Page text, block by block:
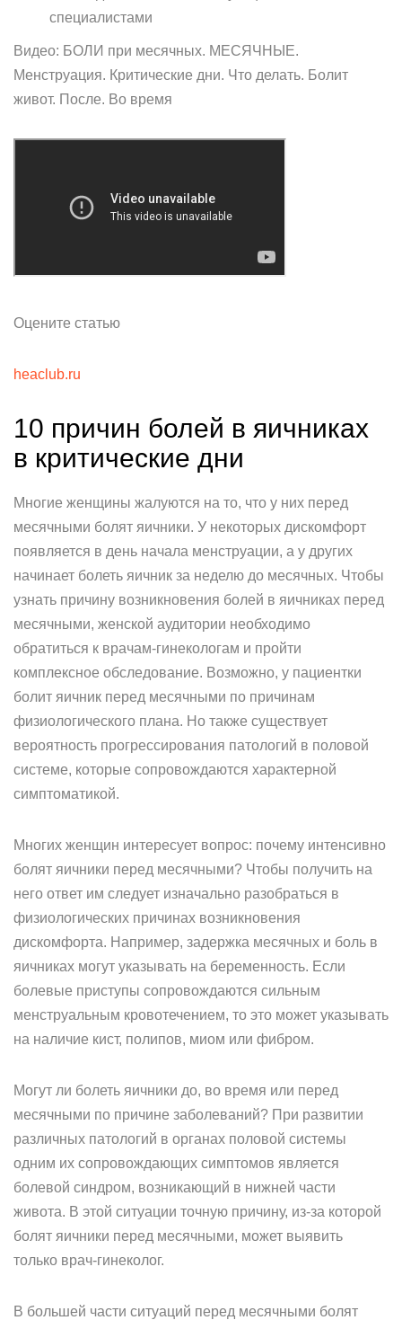
специалистами
Видео: БОЛИ при месячных. МЕСЯЧНЫЕ.
Менструация. Критические дни. Что делать. Болит
живот. После. Во время
Оцените статью
heaclub.ru
10 причин болей в яичниках
в критические дни
Многие женщины жалуются на то, что у них перед
месячными болят яичники. У некоторых дискомфорт
появляется в день начала менструации, а у других
начинает болеть яичник за неделю до месячных. Чтобы
узнать причину возникновения болей в яичниках перед
месячными, женской аудитории необходимо
обратиться к врачам-гинекологам и пройти
комплексное обследование. Возможно, у пациентки
болит яичник перед месячными по причинам
физиологического плана. Но также существует
вероятность прогрессирования патологий в половой
системе, которые сопровождаются характерной
симптоматикой.
Многих женщин интересует вопрос: почему интенсивно
болят яичники перед месячными? Чтобы получить на
него ответ им следует изначально разобраться в
физиологических причинах возникновения
дискомфорта. Например, задержка месячных и боль в
яичниках могут указывать на беременность. Если
болевые приступы сопровождаются сильным
менструальным кровотечением, то это может указывать
на наличие кист, полипов, миом или фибром.
Могут ли болеть яичники до, во время или перед
месячными по причине заболеваний? При развитии
различных патологий в органах половой системы
одним их сопровождающих симптомов является
болевой синдром, возникающий в нижней части
живота. В этой ситуации точную причину, из-за которой
болят яичники перед месячными, может выявить
только врач-гинеколог.
В большей части ситуаций перед месячными болят